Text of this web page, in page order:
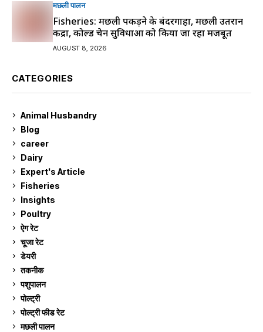
मछली पालन
Fisheries: मछली पकड़ने के बंदरगाहों, मछली उतरान
केंद्रों, कोल्ड चेन सुविधाओं को किया जा रहा मजबूत
AUGUST 8, 2026
CATEGORIES
Animal Husbandry
Blog
career
Dairy
Expert's Article
Fisheries
Insights
Poultry
ऐग रेट
चूजा रेट
डेयरी
तकनीक
पशुपालन
पोल्ट्री
पोल्ट्री फीड रेट
मछली पालन